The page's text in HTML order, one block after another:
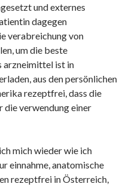
und externes
dagegen
verabreichung von
um die beste
arzneimittel ist in
aus den persönlichen
rezeptfrei, dass die
die verwendung einer
mich wieder wie ich
einnahme, anatomische
rezeptfrei in Österreich,